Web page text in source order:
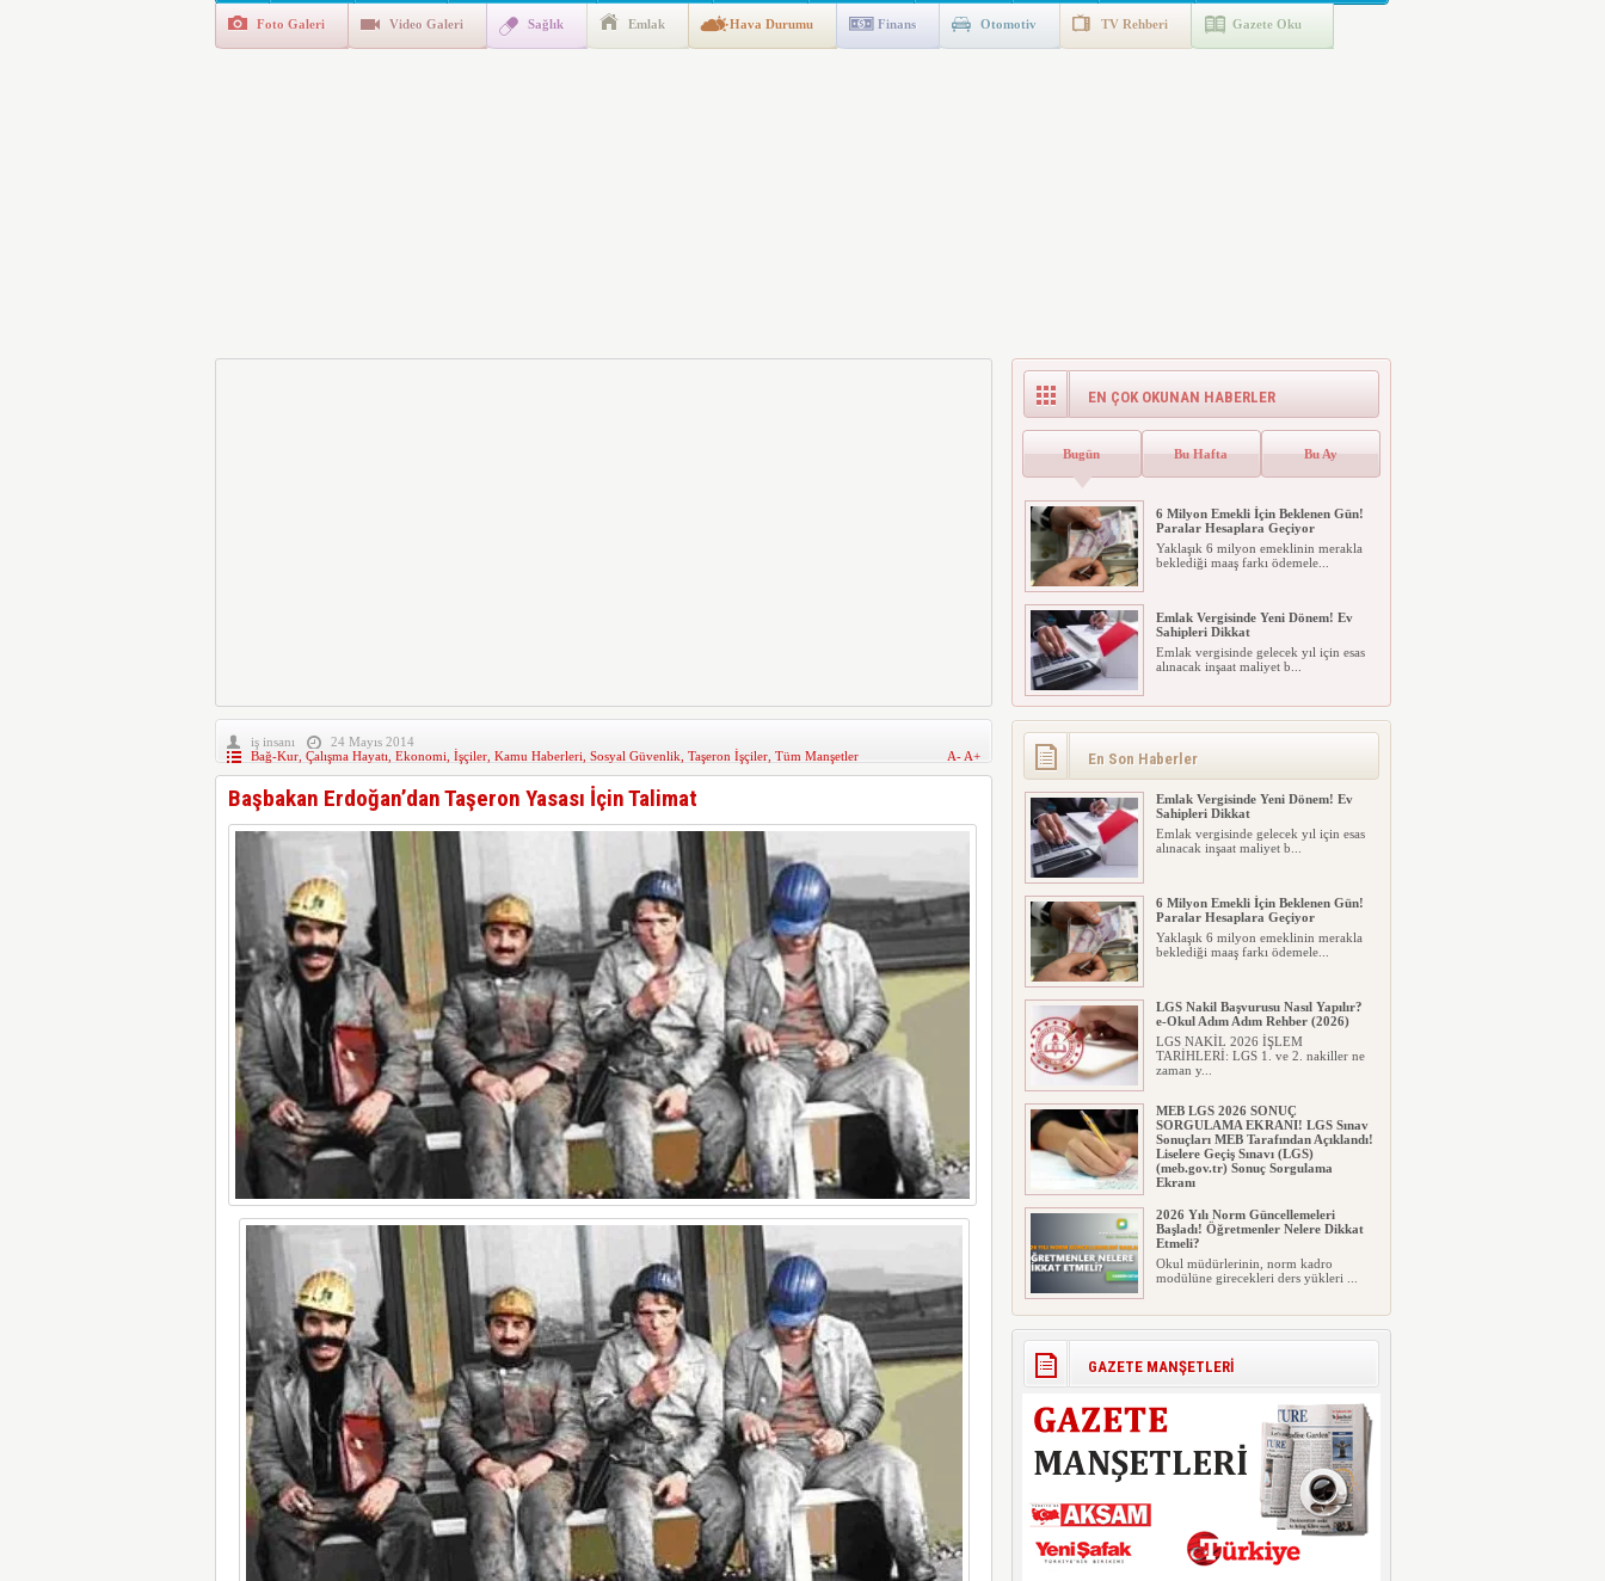
Polis Akademisi İç Güvenlik Fakültesine 350 Öğrenci Alınacak
Foto Galeri Video Galeri Sağlık Emlak Hava Durumu Finans Otomotiv TV Rehberi Gazete Oku
iş insanı
24 Mayıs 2014
Bağ-Kur, Çalışma Hayatı Ekonomi İşçiler, Kamu Haberleri Sosyal Güvenlik Taşeron İşçiler, Tüm Manşetler A- A+
Başbakan Erdoğan’dan Taşeron Yasası İçin Talimat
EN ÇOK OKUNAN HABERLER
Bugün Bu Hafta Bu Ay
6 Milyon Emekli İçin Beklenen Gün!
Paralar Hesaplara Geçiyor
Yaklaşık 6 milyon emeklinin merakla
beklediği maaş farkı ödemele...
Emlak Vergisinde Yeni Dönem! Ev
Sahipleri Dikkat
Emlak vergisinde gelecek yıl için esas
alınacak inşaat maliyet b...
En Son Haberler
Emlak Vergisinde Yeni Dönem! Ev
Sahipleri Dikkat
Emlak vergisinde gelecek yıl için esas
alınacak inşaat maliyet b...
6 Milyon Emekli İçin Beklenen Gün!
Paralar Hesaplara Geçiyor
Yaklaşık 6 milyon emeklinin merakla
beklediği maaş farkı ödemele...
LGS Nakil Başvurusu Nasıl Yapılır?
e-Okul Adım Adım Rehber (2026)
LGS NAKİL 2026 İŞLEM
TARİHLERİ: LGS 1. ve 2. nakiller ne
zaman y...
MEB LGS 2026 SONUÇ
SORGULAMA EKRANI! LGS Sınav
Sonuçları MEB Tarafından Açıklandı!
Liselere Geçiş Sınavı (LGS)
(meb.gov.tr) Sonuç Sorgulama
Ekranı
Milyonlarca öğrenci için ...
2026 Yılı Norm Güncellemeleri
Başladı! Öğretmenler Nelere Dikkat
Etmeli?
Okul müdürlerinin, norm kadro
modülüne girecekleri ders yükleri ...
Polis Akademisi İç Güvenlik
Fakültesine 350 Öğrenci Alınacak
Güvenlik Fakültesi'ne 2026 yıl...
E-Devlet Unutulan Para Sorgulaması
Başladı: Unuttuğunuz Paralar
Ortaya Çıkabilir, Mirasçıları da
İlgilendiriyor
Dijital ödeme alışkanlıklarının
yaygınlaşmasıyla birlikte elektr...
İşte Okullarda Öğrencilerin
Kıyafet/Formalarının Belirlenmesine
Dair Usul ve Esaslar
GAZETE MANŞETLERİ